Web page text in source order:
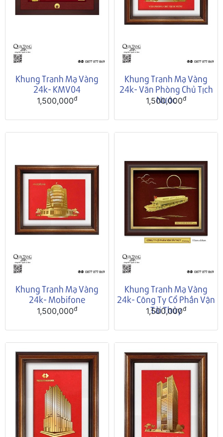
Khung Tranh Mạ Vàng
24k- KMV04
1,500,000đ
Khung Tranh Mạ Vàng
24k- Văn Phòng Chủ Tịch
Nước
1,500,000đ
Khung Tranh Mạ Vàng
24k- Mobifone
1,500,000đ
Khung Tranh Mạ Vàng
24k- Công Ty Cổ Phần Vận
Tải Thủy
1,500,000đ